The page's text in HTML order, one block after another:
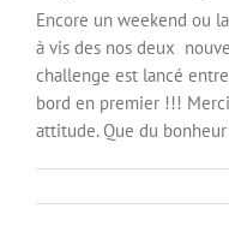
Encore un weekend ou
à vis des nos deux
challenge est lancé
bord en premier !!!
attitude. Que du